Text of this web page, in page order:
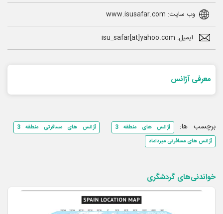
وب سایت: www.isusafar.com
ایمیل: isu_safar[at]yahoo.com
معرفی آژانس
برچسب ها: آژانس های منطقه 3
آژانس های مسافرتی منطقه 3
آژانس های مسافرتی میرداماد
خواندنی‌های گردشگری